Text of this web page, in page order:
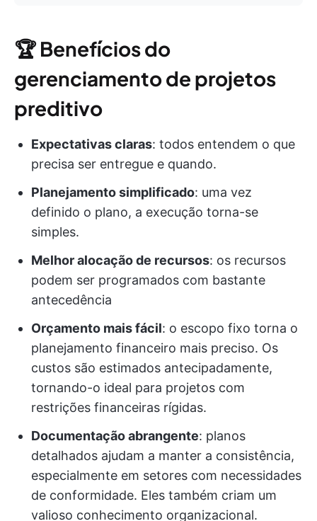
🏆Benefícios do
gerenciamento de projetos
preditivo
Expectativas claras: todos entendem o que
precisa ser entregue e quando.
Planejamento simplificado: uma vez
definido o plano, a execução torna-se
simples.
Melhor alocação de recursos: os recursos
podem ser programados com bastante
antecedência
Orçamento mais fácil: o escopo fixo torna o
planejamento financeiro mais preciso. Os
custos são estimados antecipadamente,
tornando-o ideal para projetos com
restrições financeiras rígidas.
Documentação abrangente: planos
detalhados ajudam a manter a consistência,
especialmente em setores com necessidades
de conformidade. Eles também criam um
valioso conhecimento organizacional.